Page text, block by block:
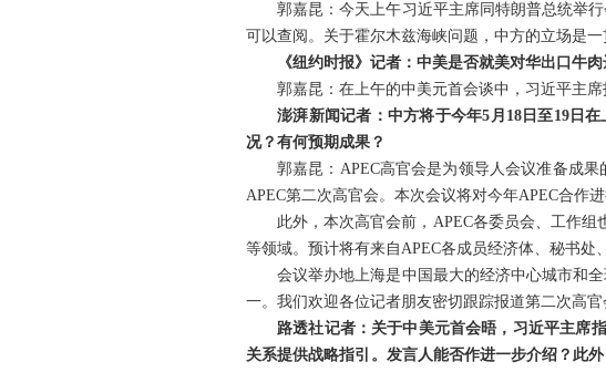
郭嘉昆：今天上午习近平主席同特朗普总统举
可以查阅。关于霍尔木兹海峡问题，中方的立场是一
《纽约时报》记者：中美是否就美对华出口牛
郭嘉昆：在上午的中美元首会谈中，习近平主
澎湃新闻记者：中方将于今年5月18日至19日
况？有何预期成果？
郭嘉昆：APEC高官会是为领导人会议准备成
APEC第二次高官会。本次会议将对今年APEC合作
此外，本次高官会前，APEC各委员会、工作
等领域。预计将有来自APEC各成员经济体、秘书处
会议举办地上海是中国最大的经济中心城市和
一。我们欢迎各位记者朋友密切跟踪报道第二次高官
路透社记者：关于中美元首会晤，习近平主席
关系提供战略指引。发言人能否作进一步介绍？此